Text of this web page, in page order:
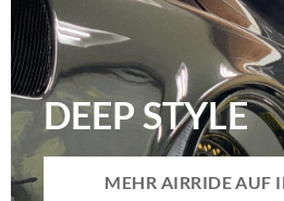
DEEP STYLE
MEHR AIRRIDE AUF